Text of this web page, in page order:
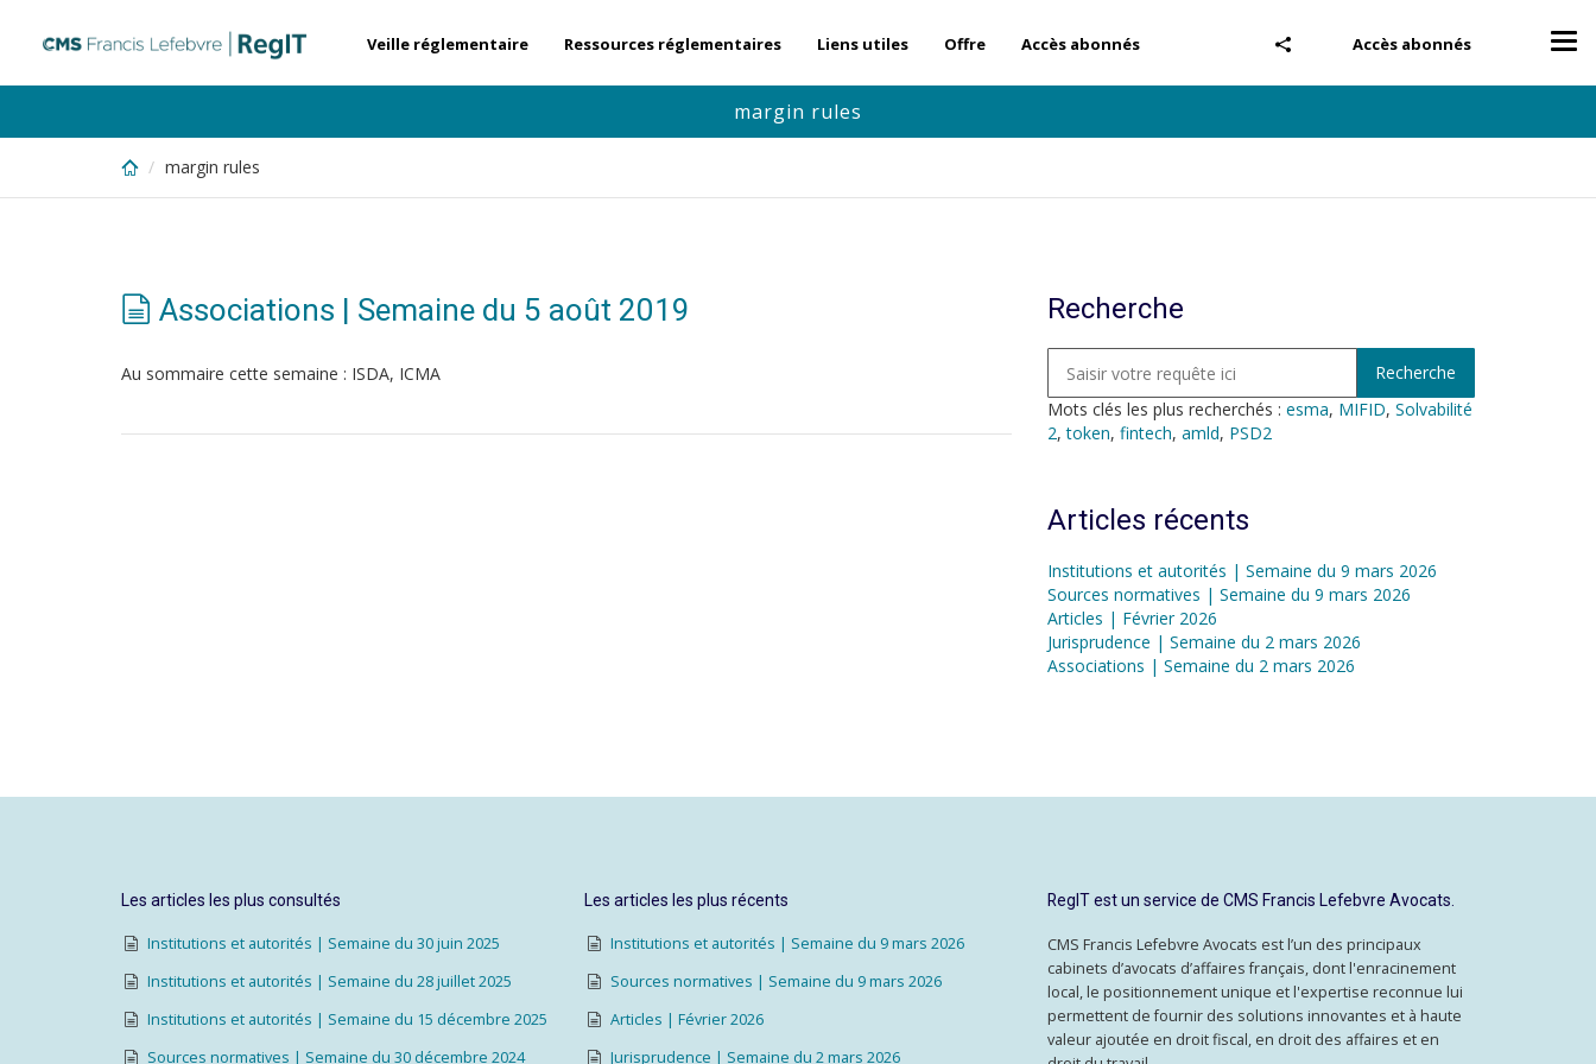
content
Accès abonnés
Veille réglementaire Ressources réglementaires Liens utiles Offre Accès abonnés
margin rules
margin rules
Associations | Semaine du 5 août 2019
Au sommaire cette semaine : ISDA, ICMA
Recherche
Mots clés les plus recherchés : esma, MIFID, Solvabilité
2,token, fintech, amld, PSD2
Articles récents
Institutions et autorités | Semaine du 9 mars 2026
Sources normatives | Semaine du 9 mars 2026
Articles | Février 2026
Jurisprudence | Semaine du 2 mars 2026
Associations | Semaine du 2 mars 2026
Les articles les plus consultés
Institutions et autorités | Semaine du 30 juin 2025
Institutions et autorités | Semaine du 28 juillet 2025
Institutions et autorités | Semaine du 15 décembre 2025
Sources normatives | Semaine du 30 décembre 2024
Les articles les plus récents
Institutions et autorités | Semaine du 9 mars 2026
Sources normatives | Semaine du 9 mars 2026
Articles | Février 2026
Jurisprudence | Semaine du 2 mars 2026
RegIT est un service de CMS Francis Lefebvre Avocats.
CMS Francis Lefebvre Avocats est l’un des principaux
cabinets d’avocats d’affaires français, dont l'enracinement
local, le positionnement unique et l'expertise reconnue lui
permettent de fournir des solutions innovantes et à haute
valeur ajoutée en droit fiscal, en droit des affaires et en